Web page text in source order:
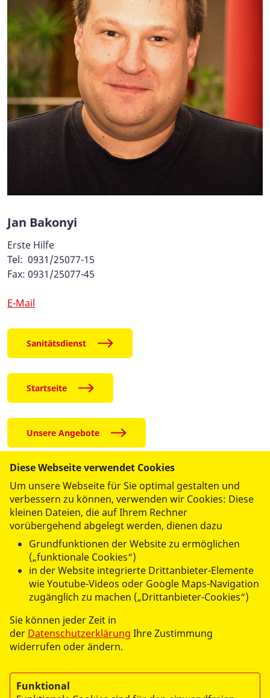
Jan Bakonyi
Erste Hilfe
Tel: 0931/25077-15
Fax: 0931/25077-45
E-Mail
Sanitätsdienst
Startseite
Unsere Angebote
Erste Hilfe
rettet Leben
Diese Webseite verwendet Cookies
Um unsere Webseite für Sie optimal gestalten und
verbessern zu können, verwenden wir Cookies: Diese
kleinen Dateien, die auf Ihrem Rechner
vorübergehend abgelegt werden, dienen dazu
Grundfunktionen der Website zu ermöglichen
(„funktionale Cookies“)
in der Website integrierte Drittanbieter-Elemente
wie Youtube-Videos oder Google Maps-Navigation
zugänglich zu machen („Drittanbieter-Cookies“)
Sie können jeder Zeit in
der Datenschutzerklärung Ihre Zustimmung
widerrufen oder ändern.
Funktional